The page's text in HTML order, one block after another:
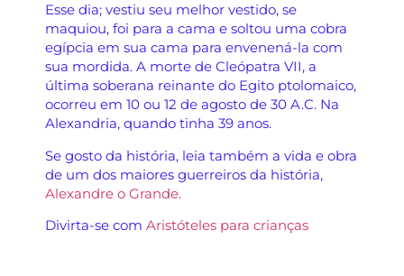
Esse dia; vestiu seu melhor vestido, se
maquiou, foi para a cama e soltou uma cobra
egípcia em sua cama para envenená-la com
sua mordida. A morte de Cleópatra VII, a
última soberana reinante do Egito ptolomaico,
ocorreu em 10 ou 12 de agosto de 30 A.C. Na
Alexandria, quando tinha 39 anos.
Se gosto da história, leia também a vida e obra
de um dos maiores guerreiros da história,
Alexandre o Grande.
Divirta-se com Aristóteles para crianças